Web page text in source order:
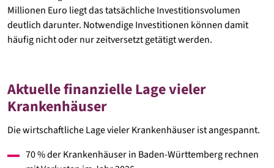
Weitere Infos
Millionen Euro liegt das tatsächliche Investitionsvolumen
deutlich darunter. Notwendige Investitionen können damit
häufig nicht oder nur zeitversetzt getätigt werden.
Aktuelle finanzielle Lage vieler
Krankenhäuser
Die wirtschaftliche Lage vieler Krankenhäuser ist angespannt.
70 % der Krankenhäuser in Baden-Württemberg rechnen